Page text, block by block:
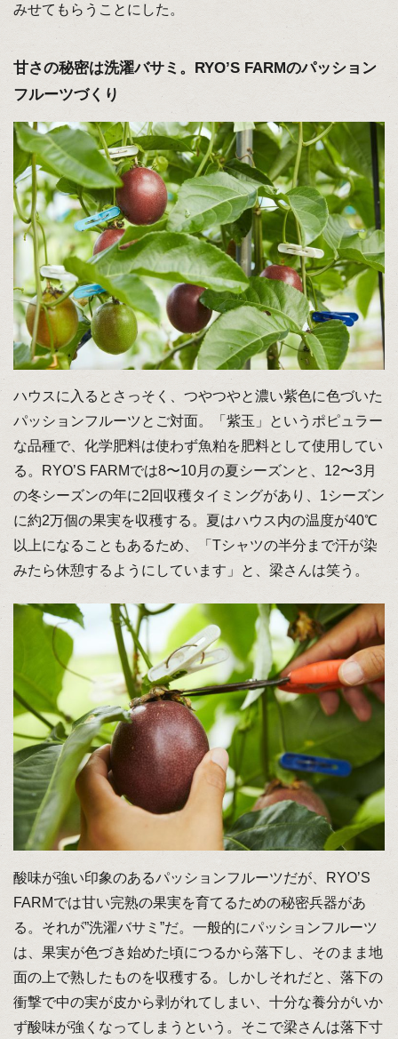
みせてもらうことにした。
甘さの秘密は洗濯バサミ。RYO’S FARMのパッション
フルーツづくり
ハウスに入るとさっそく、つやつやと濃い紫色に色づいた
パッションフルーツとご対面。「紫玉」というポピュラー
な品種で、化学肥料は使わず魚粕を肥料として使用してい
る。RYO’S FARMでは8〜10月の夏シーズンと、12〜3月
の冬シーズンの年に2回収穫タイミングがあり、1シーズン
に約2万個の果実を収穫する。夏はハウス内の温度が40℃
以上になることもあるため、「Tシャツの半分まで汗が染
みたら休憩するようにしています」と、梁さんは笑う。
酸味が強い印象のあるパッションフルーツだが、RYO’S
FARMでは甘い完熟の果実を育てるための秘密兵器があ
る。それが”洗濯バサミ”だ。一般的にパッションフルーツ
は、果実が色づき始めた頃につるから落下し、そのまま地
面の上で熟したものを収穫する。しかしそれだと、落下の
衝撃で中の実が皮から剥がれてしまい、十分な養分がいか
ず酸味が強くなってしまうという。そこで梁さんは落下寸